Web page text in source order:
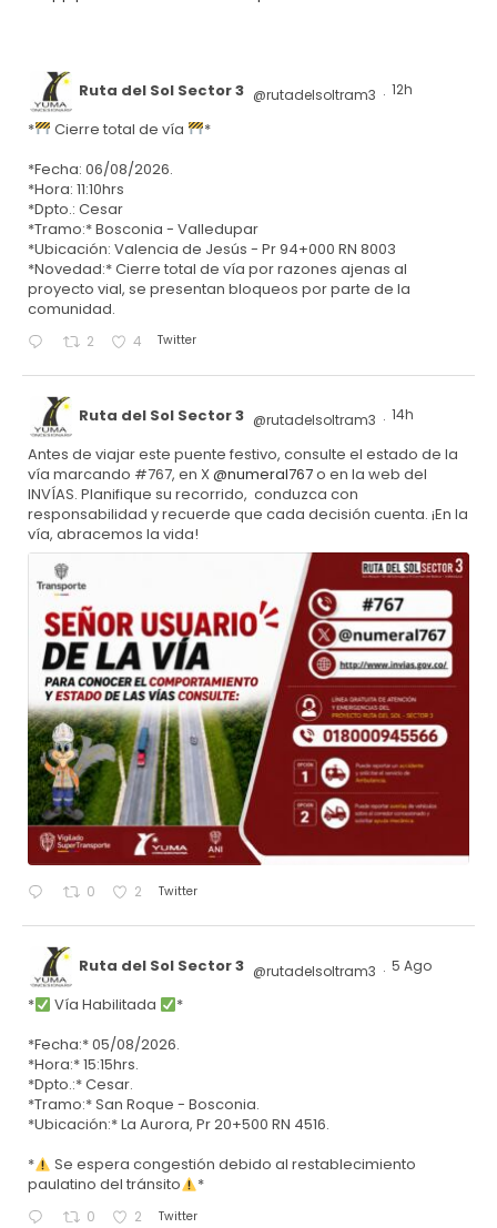
Ruta del Sol Sector 3 @rutadelsoltram3 · 12h
* Cierre total de vía
*
*Fecha: 06/08/2026.
*Hora: 11:10hrs
*Dpto.: Cesar
*Tramo:* Bosconia - Valledupar
*Ubicación: Valencia de Jesús - Pr 94+000 RN 8003
*Novedad:* Cierre total de vía por razones ajenas al
proyecto vial, se presentan bloqueos por parte de la
comunidad.
2 4 Twitter
Ruta del Sol Sector 3 @rutadelsoltram3 · 14h
Antes de viajar este puente festivo, consulte el estado de la
vía marcando #767, en X@numeral767o en la web del
INVÍAS. Planifique su recorrido, conduzca con
responsabilidad y recuerde que cada decisión cuenta. ¡En la
vía, abracemos la vida!
0 2 Twitter
Ruta del Sol Sector 3 @rutadelsoltram3 · 5 Ago
* Vía Habilitada
*
*Fecha:* 05/08/2026.
*Hora:* 15:15hrs.
*Dpto.:* Cesar.
*Tramo:* San Roque - Bosconia.
*Ubicación:* La Aurora, Pr 20+500 RN 4516.
*
Se espera congestión debido al restablecimiento
paulatino del tránsito
*
0 2 Twitter